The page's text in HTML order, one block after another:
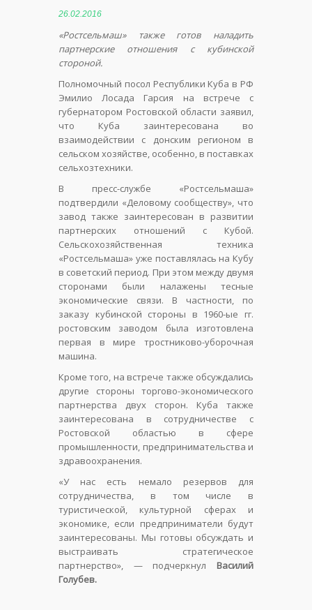
26.02.2016
«Ростсельмаш» также готов наладить
партнерские отношения с кубинской
стороной.
Полномочный посол Республики Куба в РФ
Эмилио Лосада Гарсия на встрече с
губернатором Ростовской области заявил,
что Куба заинтересована во
взаимодействии с донским регионом в
сельском хозяйстве, особенно, в поставках
сельхозтехники.
В пресс-службе «Ростсельмаша»
подтвердили «Деловому сообществу», что
завод также заинтересован в развитии
партнерских отношений с Кубой.
Сельскохозяйственная техника
«Ростсельмаша» уже поставлялась на Кубу
в советский период. При этом между двумя
сторонами были налажены тесные
экономические связи. В частности, по
заказу кубинской стороны в 1960-ые гг.
ростовским заводом была изготовлена
первая в мире тростниково-уборочная
машина.
Кроме того, на встрече также обсуждались
другие стороны торгово-экономического
партнерства двух сторон. Куба также
заинтересована в сотрудничестве с
Ростовской областью в сфере
промышленности, предпринимательства и
здравоохранения.
«У нас есть немало резервов для
сотрудничества, в том числе в
туристической, культурной сферах и
экономике, если предприниматели будут
заинтересованы. Мы готовы обсуждать и
выстраивать стратегическое
партнерство», — подчеркнул Василий
Голубев.